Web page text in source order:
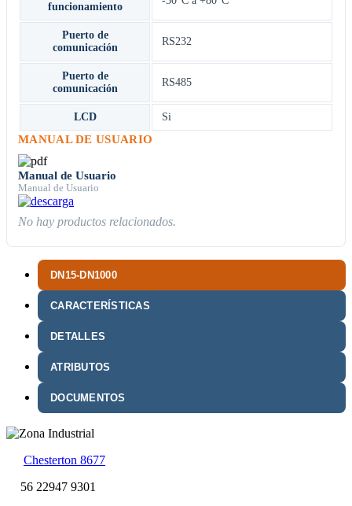
DN15-DN1000
CARACTERÍSTICAS
DETALLES
ATRIBUTOS
DOCUMENTOS
funcionamiento
Puerto de
comunicación
RS232
Puerto de
comunicación
RS485
LCD Si
MANUAL DE USUARIO
Manual de Usuario
Manual de Usuario
No hay productos relacionados.
Chesterton 8677
56 22947 9301